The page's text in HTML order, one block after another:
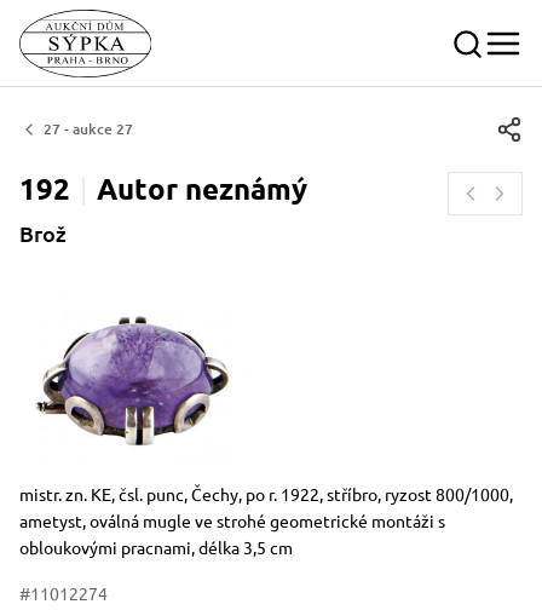
27 - aukce 27
192 Autor neznámý
Brož
Rozměry
Stručný popis předmětu
mistr. zn. KE, čsl. punc, Čechy, po r. 1922, stříbro, ryzost 800/1000,
ametyst, oválná mugle ve strohé geometrické montáži s
obloukovými pracnami, délka 3,5 cm
#11012274